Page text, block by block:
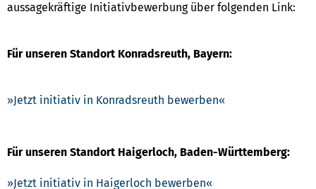
aussagekräftige Initiativbewerbung über folgenden Link:
Für unseren Standort Konradsreuth, Bayern:
Jetzt initiativ in Konradsreuth bewerben
Für unseren Standort Haigerloch, Baden-Württemberg:
Jetzt initiativ in Haigerloch bewerben